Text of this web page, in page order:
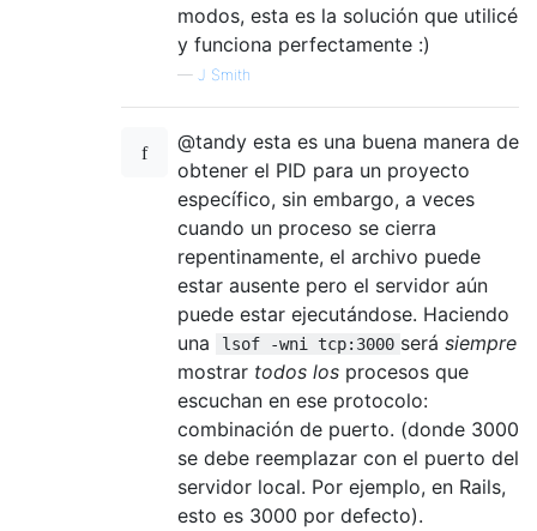
modos, esta es la solución que utilicé
y funciona perfectamente :)
— J Smith
@tandy esta es una buena manera de
obtener el PID para un proyecto
específico, sin embargo, a veces
cuando un proceso se cierra
repentinamente, el archivo puede
estar ausente pero el servidor aún
puede estar ejecutándose. Haciendo
una
lsof -wni tcp:3000 será siempre
mostrar todos los procesos que
escuchan en ese protocolo:
combinación de puerto. (donde 3000
se debe reemplazar con el puerto del
servidor local. Por ejemplo, en Rails,
esto es 3000 por defecto).